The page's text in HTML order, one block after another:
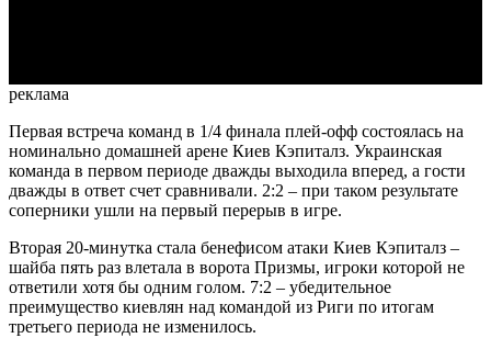
реклама
Первая встреча команд в 1/4 финала плей-офф состоялась на
номинально домашней арене Киев Кэпиталз. Украинская
команда в первом периоде дважды выходила вперед, а гости
дважды в ответ счет сравнивали. 2:2 – при таком результате
соперники ушли на первый перерыв в игре.
Вторая 20-минутка стала бенефисом атаки Киев Кэпиталз –
шайба пять раз влетала в ворота Призмы, игроки которой не
ответили хотя бы одним голом. 7:2 – убедительное
преимущество киевлян над командой из Риги по итогам
третьего периода не изменилось.